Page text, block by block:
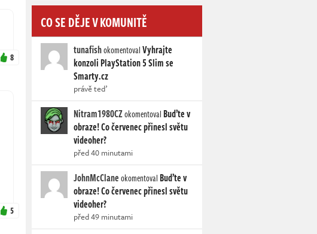
8
5
CO SE DĚJE V KOMUNITĚ
tunafishokomentovalVyhrajte
konzoli PlayStation 5 Slim se
Smarty.cz
právě teď
Nitram1980CZokomentoval Buďte v
obraze! Co červenec přinesl světu
videoher?
před 40 minutami
JohnMcClaneokomentoval Buďte v
obraze! Co červenec přinesl světu
videoher?
před 49 minutami